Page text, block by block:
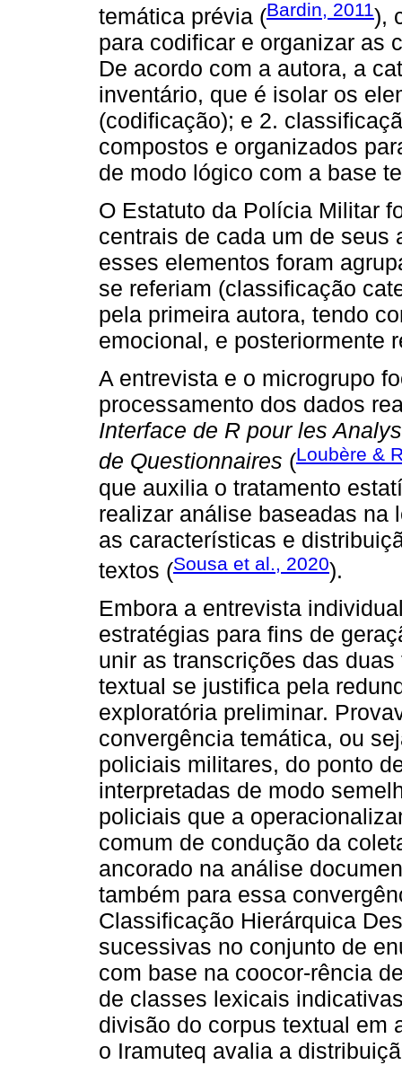
temática prévia (Bardin, 2011),
para codificar e organizar as
De acordo com a autora, a
inventário, que é isolar os
(codificação); e 2.
compostos e organizados
de modo lógico com a base
O Estatuto da Polícia Militar
centrais de cada um de seus
esses elementos foram
se referiam (classificação
pela primeira autora, tendo
emocional, e posteriormente
A entrevista e o microgrupo
processamento dos dados
Interface de R pour les
de Questionnaires (Loubère &
que auxilia o tratamento
realizar análise baseadas na
as características e
textos (Sousa et al., 2020).
Embora a entrevista
estratégias para fins de
unir as transcrições das
textual se justifica pela
exploratória preliminar.
convergência temática, ou
policiais militares, do ponto
interpretadas de modo
policiais que a
comum de condução da
ancorado na análise
também para essa
Classificação Hierárquica
sucessivas no conjunto de
com base na coocor-rência
de classes lexicais
divisão do corpus textual em
o Iramuteq avalia a